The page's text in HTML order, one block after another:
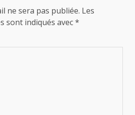
ne sera pas publiée. Les
sont indiqués avec*